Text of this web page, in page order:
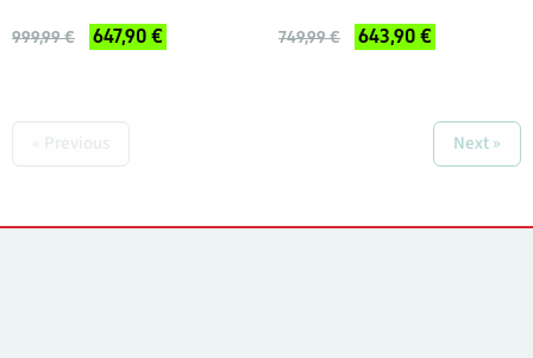
999,99 € 647,90 € 749,99 € 643,90 €
« Previous Next »